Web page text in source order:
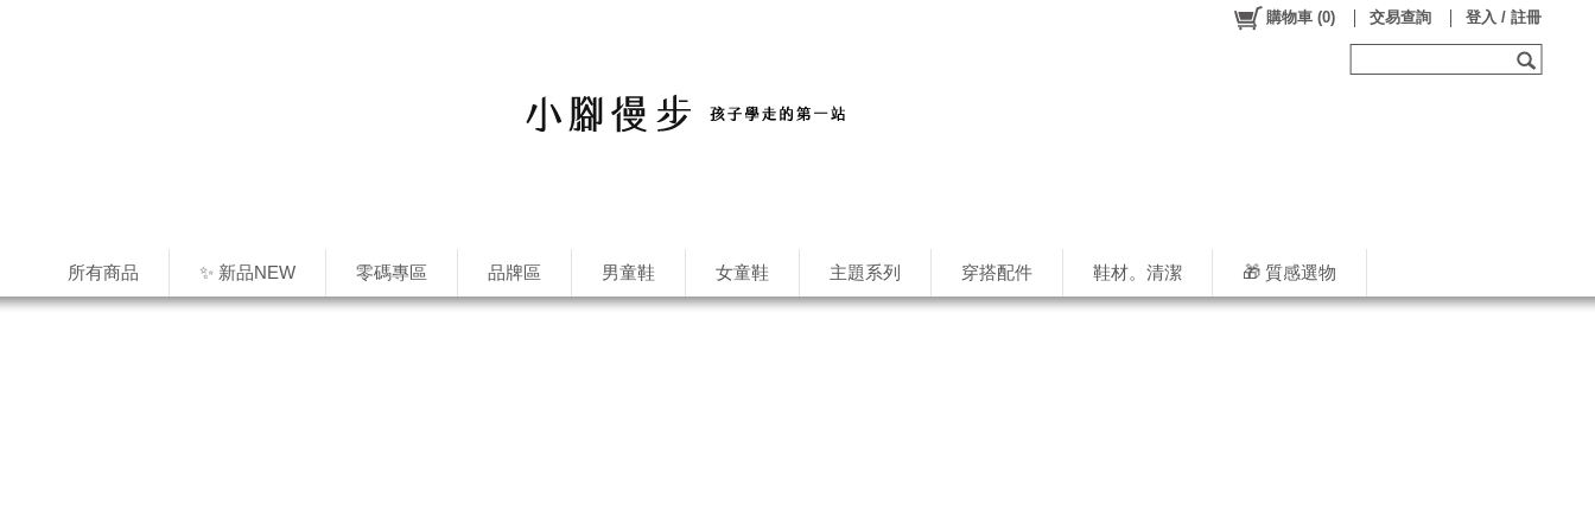
所有商品 ✨ 新品NEW 零碼專區 品牌區 男童鞋 女童鞋 主題系列 穿搭配件 鞋材。清潔 🎁 質感選物
購物車 (0) 交易查詢 登入 / 註冊